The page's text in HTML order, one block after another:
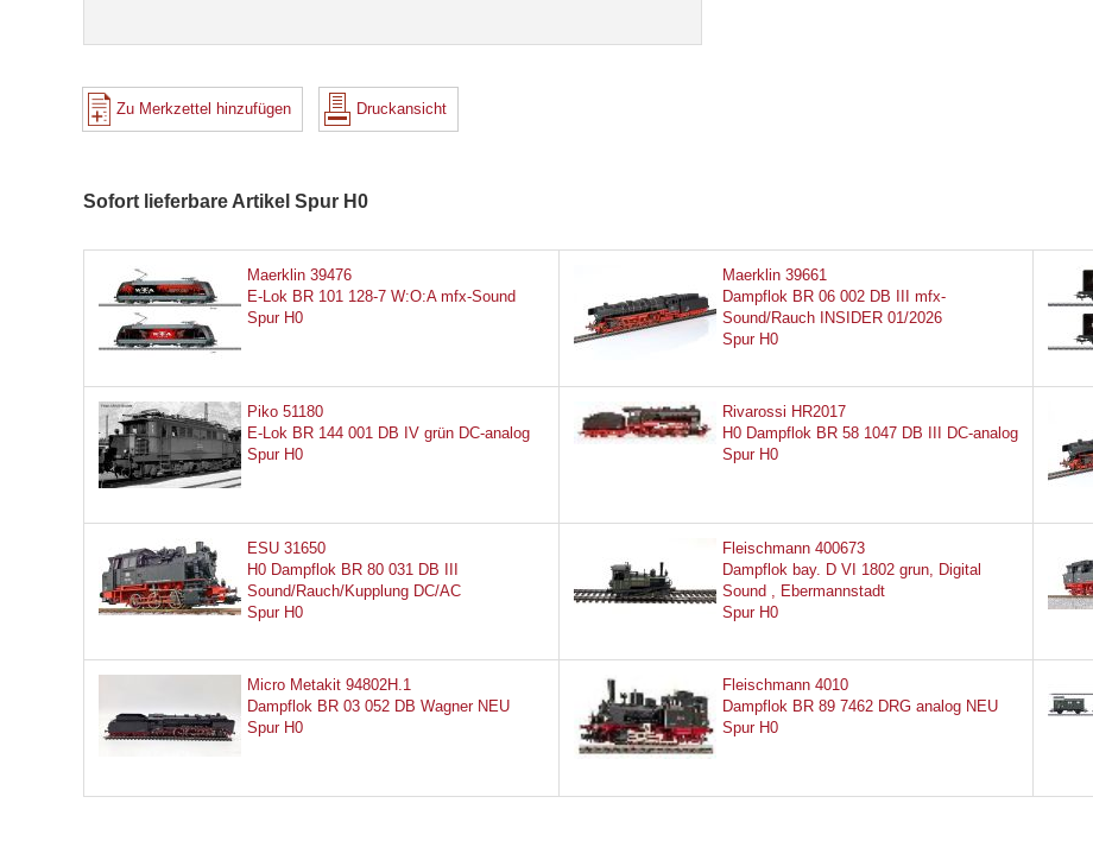
Zu Merkzettel hinzufügen Druckansicht
Sofort lieferbare Artikel Spur H0
Maerklin 39476
E-Lok BR 101 128-7 W:O:A mfx-Sound
Spur H0
Maerklin 39661
Dampflok BR 06 002 DB III mfx-
Sound/Rauch INSIDER 01/2026
Spur H0
Piko 51180
E-Lok BR 144 001 DB IV grün DC-analog
Spur H0
Rivarossi HR2017
H0 Dampflok BR 58 1047 DB III DC-analog
Spur H0
ESU 31650
H0 Dampflok BR 80 031 DB III
Sound/Rauch/Kupplung DC/AC
Spur H0
Fleischmann 400673
Dampflok bay. D VI 1802 grun, Digital
Sound , Ebermannstadt
Spur H0
Micro Metakit 94802H.1
Dampflok BR 03 052 DB Wagner NEU
Spur H0
Fleischmann 4010
Dampflok BR 89 7462 DRG analog NEU
Spur H0